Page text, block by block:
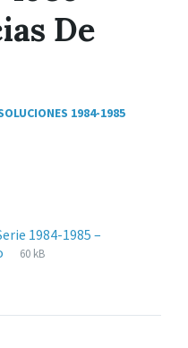
De
1984-1985
1984-1985 –
Extensiones
pdf
Tamaño
60 kB